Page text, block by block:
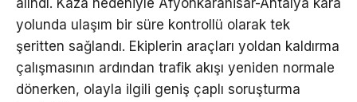
alındı. Kaza nedeniyle Afyonkarahisar-Antalya kara
yolunda ulaşım bir süre kontrollü olarak tek
şeritten sağlandı. Ekiplerin araçları yoldan kaldırma
çalışmasının ardından trafik akışı yeniden normale
dönerken, olayla ilgili geniş çaplı soruşturma